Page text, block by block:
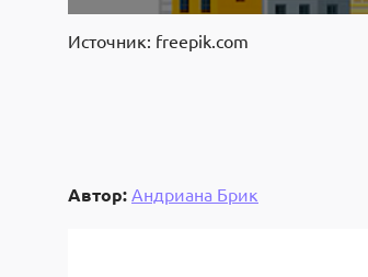
Источник: freepik.com
Автор: Андриана Брик